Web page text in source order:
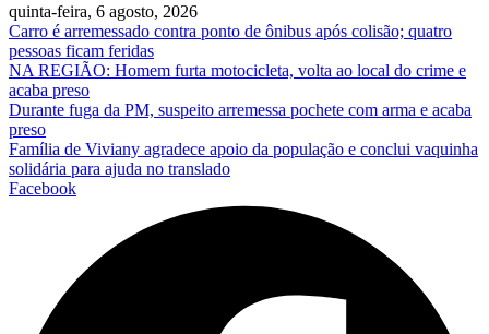
quinta-feira, 6 agosto, 2026
Carro é arremessado contra ponto de ônibus após colisão; quatro
pessoas ficam feridas
NA REGIÃO: Homem furta motocicleta, volta ao local do crime e
acaba preso
Durante fuga da PM, suspeito arremessa pochete com arma e acaba
preso
Família de Viviany agradece apoio da população e conclui vaquinha
solidária para ajuda no translado
Facebook